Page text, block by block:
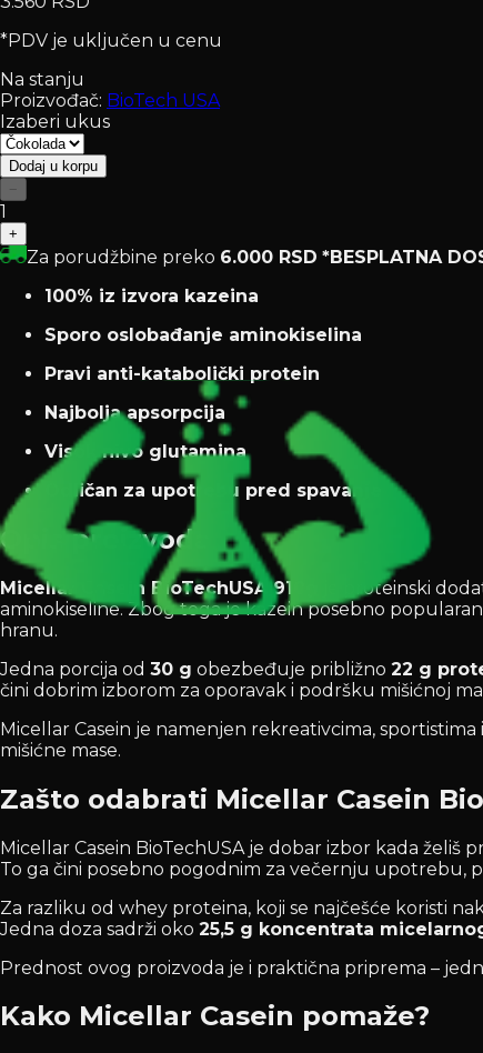
*PDV je uključen u cenu
Na stanju
Proizvođač: BioTech USA
Izaberi ukus
Dodaj u korpu
−
1
+
Za porudžbine preko 6.000 RSD *BESPLATNA
100% iz izvora kazeina
Sporo oslobađanje aminokiselina
Pravi anti-katabolički protein
Najbolja apsorpcija
Visok nivo glutamina
Odličan za upotrebu pred spavanje
Opis proizvoda
Micellar Casein BioTechUSA 910g je proteinski
aminokiseline. Zbog toga je kazein posebno
hranu.
Jedna porcija od 30 g obezbeđuje približno 22 g
čini dobrim izborom za oporavak i podršku mišićnoj
Micellar Casein je namenjen rekreativcima,
mišićne mase.
Zašto odabrati Micellar Casein
Micellar Casein BioTechUSA je dobar izbor kada
To ga čini posebno pogodnim za večernju upotrebu,
Za razliku od whey proteina, koji se najčešće koristi
Jedna doza sadrži oko 25,5 g koncentrata
Prednost ovog proizvoda je i praktična priprema –
Kako Micellar Casein pomaže?